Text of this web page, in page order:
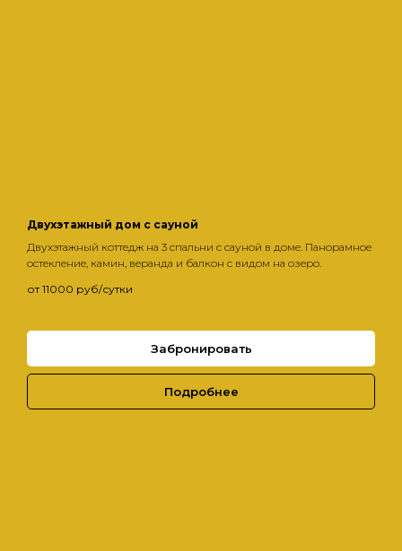
Двухэтажный дом с сауной
Двухэтажный коттедж на 3 спальни с сауной в доме. Панорамное
остекление, камин, веранда и балкон с видом на озеро.
от 11000 руб/сутки
Забронировать
Подробнее